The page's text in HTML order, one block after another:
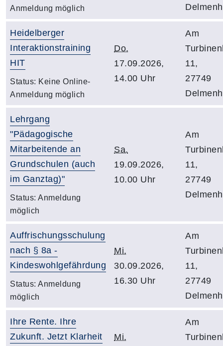
Anmeldung möglich
Heidelberger
Interaktionstraining
HIT
Status: Keine Online-
Anmeldung möglich
Do.
17.09.2026,
14.00 Uhr
Am
11,
27749
Lehrgang
"Pädagogische
Mitarbeitende an
Grundschulen (auch
im Ganztag)"
Status: Anmeldung
möglich
Sa.
19.09.2026,
10.00 Uhr
Am
11,
27749
Auffrischungsschulung
nach § 8a -
Kindeswohlgefährdung
Status: Anmeldung
möglich
Mi.
30.09.2026,
16.30 Uhr
Am
11,
27749
Ihre Rente. Ihre
Zukunft. Jetzt Klarheit
Mi.
Am